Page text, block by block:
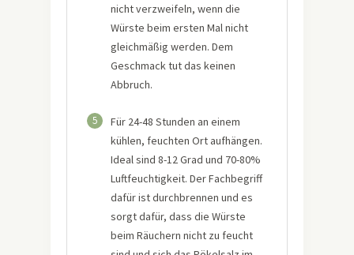
nicht verzweifeln, wenn die
Würste beim ersten Mal nicht
gleichmäßig werden. Dem
Geschmack tut das keinen
Abbruch.
5
Für 24-48 Stunden an einem
kühlen, feuchten Ort aufhängen.
Ideal sind 8-12 Grad und 70-80%
Luftfeuchtigkeit. Der Fachbegriff
dafür ist durchbrennen und es
sorgt dafür, dass die Würste
beim Räuchern nicht zu feucht